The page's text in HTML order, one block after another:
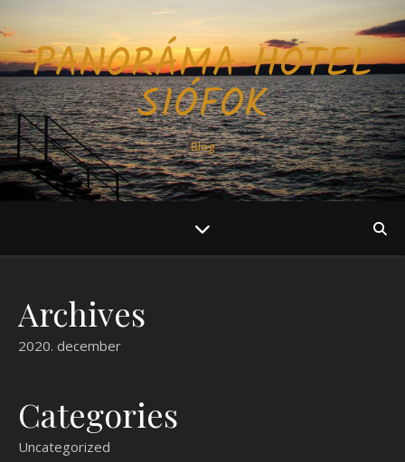
PANORÁMA HOTEL
SIÓFOK
Blog
Archives
2020. december
Categories
Uncategorized